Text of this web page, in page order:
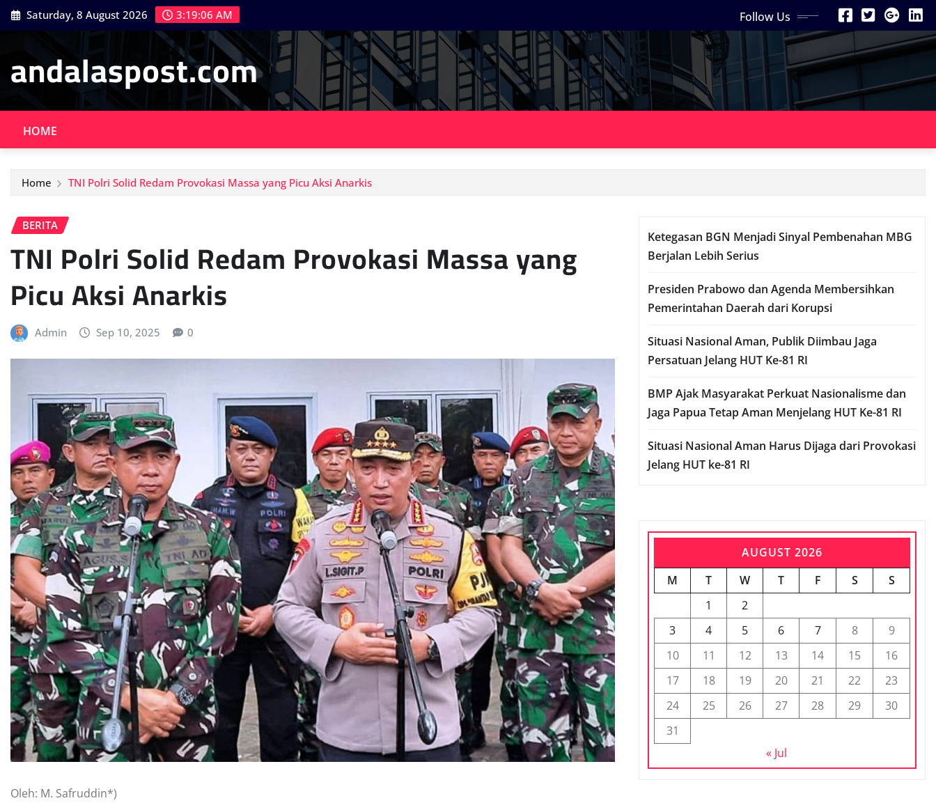
Skip
to
Saturday, 8 August 2026 3:19:07 AM Follow Us
andalaspost.com
HOME
Home TNI Polri Solid Redam Provokasi Massa yang Picu Aksi Anarkis
BERITA
TNI Polri Solid Redam Provokasi Massa yang
Picu Aksi Anarkis
Admin Sep 10, 2025 0
Oleh: M. Safruddin*)
Ketegasan BGN Menjadi Sinyal Pembenahan MBG
Berjalan Lebih Serius
Presiden Prabowo dan Agenda Membersihkan
Pemerintahan Daerah dari Korupsi
Situasi Nasional Aman, Publik Diimbau Jaga
Persatuan Jelang HUT Ke-81 RI
BMP Ajak Masyarakat Perkuat Nasionalisme dan
Jaga Papua Tetap Aman Menjelang HUT Ke-81 RI
Situasi Nasional Aman Harus Dijaga dari Provokasi
Jelang HUT ke-81 RI
AUGUST 2026
M
T W T F S
S
1
2
3
4 5 6 7 8
9
10
11 12 13 14 15
16
17
18 19 20 21 22
23
24
25 26 27 28 29
30
31
« Jul